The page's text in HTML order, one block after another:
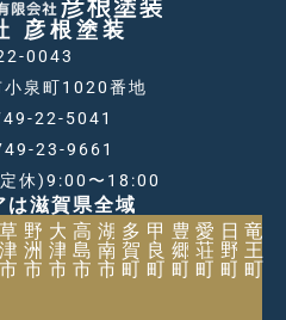
彦根塗装
0043
小泉町1020番地
22-5041
23-9661
休)9:00〜18:00
は滋賀県全域
草
津
市
野
洲
市
大
津
市
高
島
市
湖
南
市
多
賀
町
甲
良
町
豊
郷
町
愛
荘
町
日
野
町
竜
王
町